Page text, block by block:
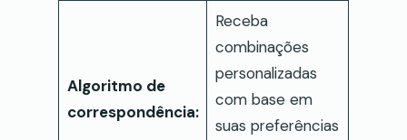
Algoritmo de
correspondência:
Receba
combinações
personalizadas
com base em
suas preferências